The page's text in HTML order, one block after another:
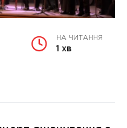
НА ЧИТАННЯ
1 хв